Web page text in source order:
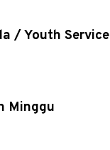
/ Youth Service
Minggu